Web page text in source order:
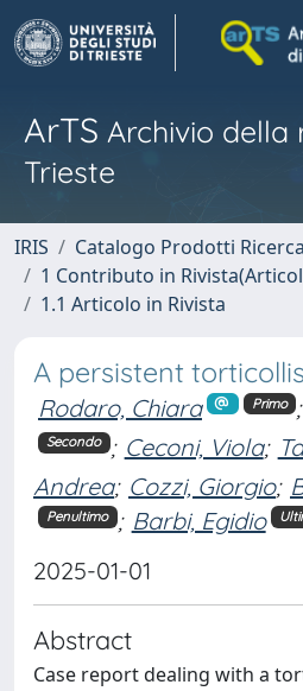
ArTS Archivio della
Trieste
IRIS
Catalogo Prodotti
1 Contributo in
1.1 Articolo in Rivista
A persistent torticollis
Rodaro, Chiara Primo ;
Secondo ; Ceconi, Viola;
Andrea; Cozzi, Giorgio;
Penultimo ; Barbi, Egidio
2025-01-01
Abstract
Case report dealing with a